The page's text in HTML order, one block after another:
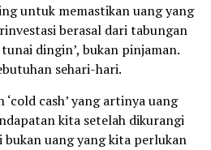
untuk memastikan uang yang
berasal dari tabungan
dingin’, bukan pinjaman.
sehari-hari.
‘cold cash’ yang artinya uang
kita setelah dikurangi
uang yang kita perlukan